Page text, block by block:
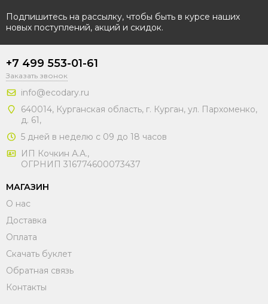
Подпишитесь на рассылку, чтобы быть в курсе наших
новых поступлений, акций и скидок.
+7 499 553-01-61
Заказать звонок
info@ecodary.ru
640014, Курганская область, г. Курган, ул. Пархоменко,
д. 61,
5 дней в неделю с 09 до 18 часов
ИП Кочкин А.А.,
ОГРНИП 316774600073437
МАГАЗИН
О нас
Доставка
Оплата
Скачать буклет
Обратная связь
Контакты